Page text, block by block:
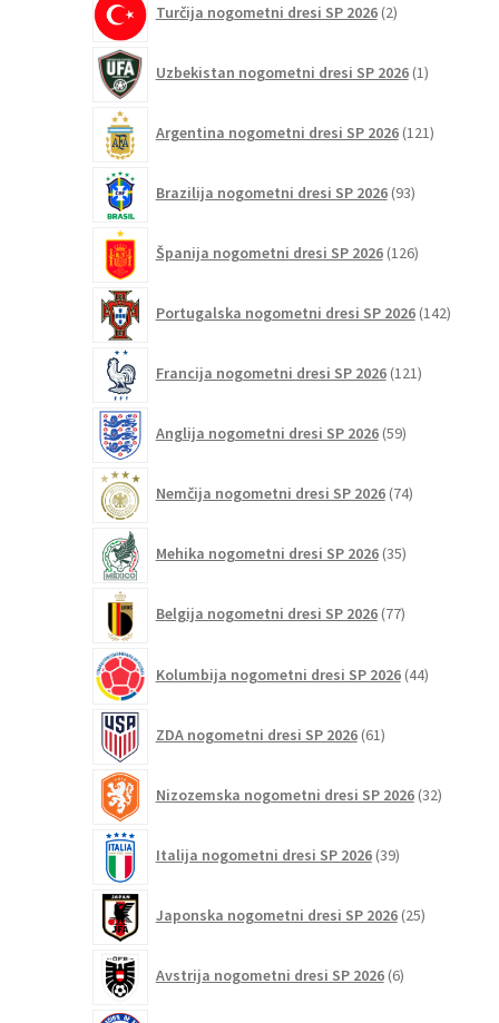
Turčija nogometni dresi SP 2026 2izdelka
Uzbekistan nogometni dresi SP 2026 1izdelek
Argentina nogometni dresi SP 2026 121izdelkov
Brazilija nogometni dresi SP 2026 93izdelkov
Španija nogometni dresi SP 2026 126izdelkov
Portugalska nogometni dresi SP 2026 142
Francija nogometni dresi SP 2026 121izdelkov
Anglija nogometni dresi SP 2026 59izdelkov
Nemčija nogometni dresi SP 2026 74izdelkov
Mehika nogometni dresi SP 2026 35izdelkov
Belgija nogometni dresi SP 2026 77izdelkov
Kolumbija nogometni dresi SP 2026 44izdelkov
ZDA nogometni dresi SP 2026 61izdelkov
Nizozemska nogometni dresi SP 2026 32izdelkov
Italija nogometni dresi SP 2026 39izdelkov
Japonska nogometni dresi SP 2026 25izdelkov
Avstrija nogometni dresi SP 2026 6izdelkov